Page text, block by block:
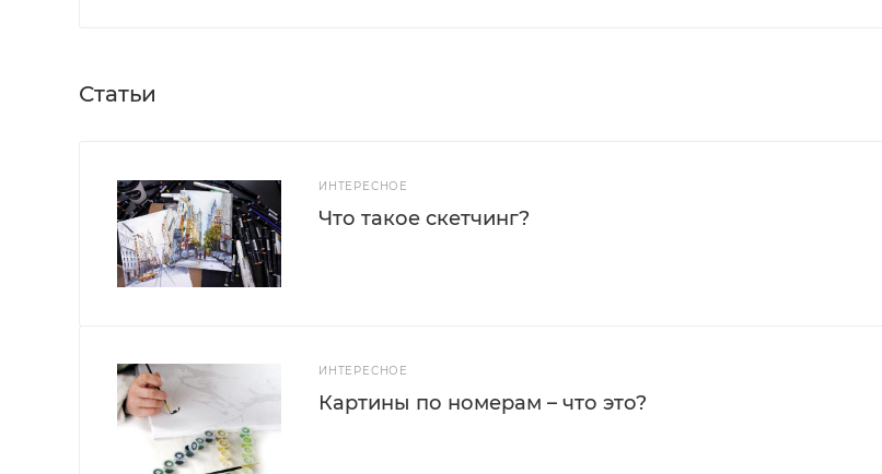
Статьи
ИНТЕРЕСНОЕ
Что такое скетчинг?
ИНТЕРЕСНОЕ
Картины по номерам – что это?